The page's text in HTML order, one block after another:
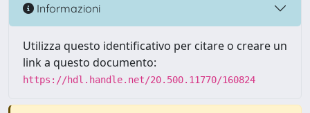
Informazioni
Utilizza questo identificativo per citare o creare un
link a questo documento:
https://hdl.handle.net/20.500.11770/160824